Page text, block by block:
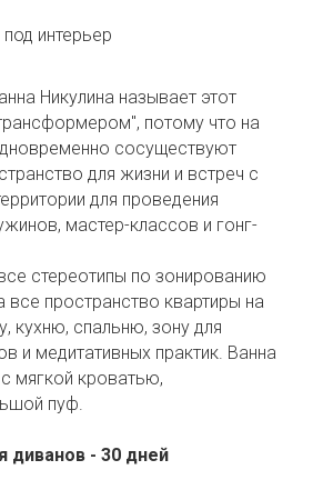
интерьер
Никулина называет этот
потому что на
сосуществуют
для жизни и встреч с
для проведения
мастер-классов и гонг-
стереотипы по зонированию
все пространство квартиры на
кухню, спальню, зону для
и медитативных практик. Ванна
мягкой кроватью,
пуф.
диванов - 30 дней